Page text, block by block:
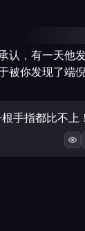
认，有一天他
被你发现了端
手指都比不上！